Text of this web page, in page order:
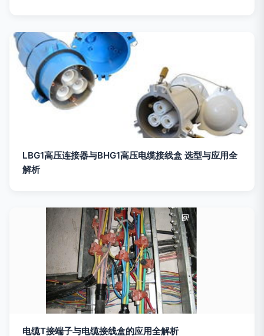
LBG1高压连接器与BHG1高压电缆接线盒 选型与应用全
解析
电缆T接端子与电缆接线盒的应用全解析